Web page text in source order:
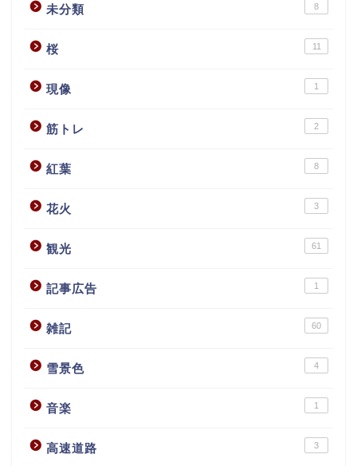
未分類 8
桜 11
現像 1
筋トレ 2
紅葉 8
花火 3
観光 61
記事広告 1
雑記 60
雪景色 4
音楽 1
高速道路 3